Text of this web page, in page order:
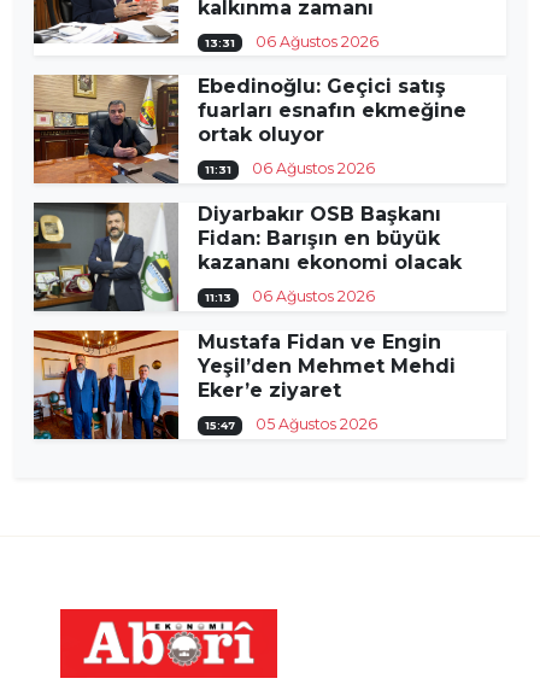
kalkınma zamanı
13:31 06 Ağustos 2026
Ebedinoğlu: Geçici satış
fuarları esnafın ekmeğine
ortak oluyor
11:31 06 Ağustos 2026
Diyarbakır OSB Başkanı
Fidan: Barışın en büyük
kazananı ekonomi olacak
11:13 06 Ağustos 2026
Mustafa Fidan ve Engin
Yeşil’den Mehmet Mehdi
Eker’e ziyaret
15:47 05 Ağustos 2026